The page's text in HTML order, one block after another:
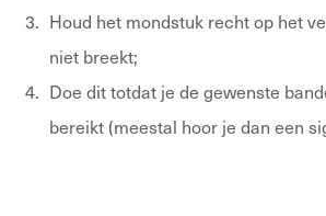
Houd het mondstuk recht op het
niet breekt;
Doe dit totdat je de gewenste
bereikt (meestal hoor je dan een